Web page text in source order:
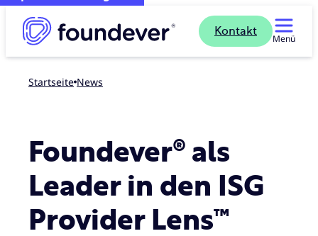
Kontakt
Menü
Startseite news
Foundever® als
Leader in den ISG
Provider Lens™